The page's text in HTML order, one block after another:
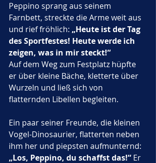
Peppino sprang aus seinem
Farnbett, streckte die Arme weit aus
und rief fröhlich: „Heute ist der Tag
des Sportfestes! Heute werde ich
zeigen, was in mir steckt!“
Auf dem Weg zum Festplatz hüpfte
er über kleine Bäche, kletterte über
Wurzeln und ließ sich von
flatternden Libellen begleiten.
Ein paar seiner Freunde, die kleinen
Vogel-Dinosaurier, flatterten neben
ihm her und piepsten aufmunternd:
„Los, Peppino, du schaffst das!“ Er